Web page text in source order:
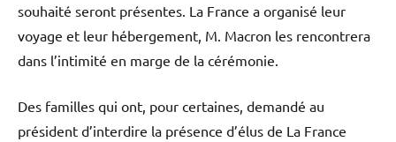
souhaité seront présentes. La France a organisé leur
voyage et leur hébergement, M. Macron les rencontrera
dans l’intimité en marge de la cérémonie.
Des familles qui ont, pour certaines, demandé au
président d’interdire la présence d’élus de La France